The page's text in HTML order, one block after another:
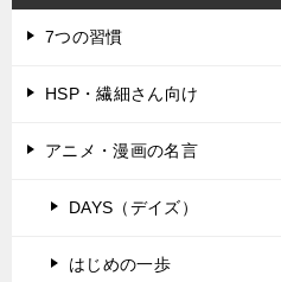
7つの習慣
HSP・繊細さん向け
アニメ・漫画の名言
DAYS（デイズ）
はじめの一歩